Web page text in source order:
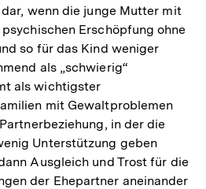
wenn die junge Mutter mit
Erschöpfung ohne
so für das Kind weniger
als „schwierig“
als wichtigster
mit Gewaltproblemen
in der die
Unterstützung geben
Ausgleich und Trost für die
der Ehepartner aneinander